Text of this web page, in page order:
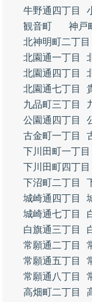
牛野通四丁目
観音町
神戸
北神明町二丁目
北園通一丁目
北園通四丁目
北園通七丁目
九品町三丁目
公園通四丁目
古金町一丁目
下川田町一丁目
下川田町四丁目
下沼町二丁目
城崎通四丁目
城崎通七丁目
白旗通三丁目
常願通二丁目
常願通五丁目
常願通八丁目
高畑町二丁目